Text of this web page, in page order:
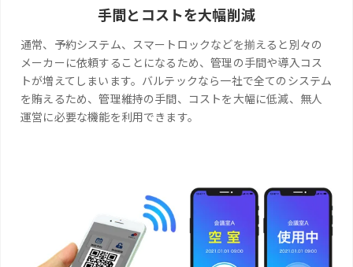
手間とコストを大幅削減
通常、予約システム、スマートロックなどを揃えると別々の
メーカーに依頼することになるため、管理の手間や導入コス
トが増えてしまいます。バルテックなら一社で全てのシステム
を賄えるため、管理維持の手間、コストを大幅に低減、無人
運営に必要な機能を利用できます。